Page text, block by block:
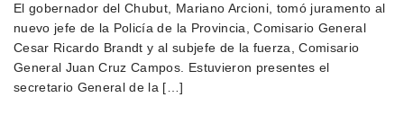
El gobernador del Chubut, Mariano Arcioni, tomó juramento al
nuevo jefe de la Policía de la Provincia, Comisario General
Cesar Ricardo Brandt y al subjefe de la fuerza, Comisario
General Juan Cruz Campos. Estuvieron presentes el
secretario General de la […]